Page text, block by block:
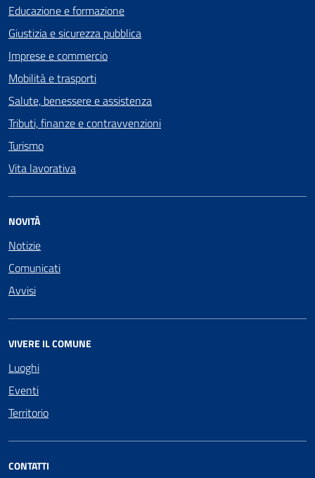
Educazione e formazione
Giustizia e sicurezza pubblica
Imprese e commercio
Mobilità e trasporti
Salute, benessere e assistenza
Tributi, finanze e contravvenzioni
Turismo
Vita lavorativa
NOVITÀ
Notizie
Comunicati
Avvisi
VIVERE IL COMUNE
Luoghi
Eventi
Territorio
CONTATTI